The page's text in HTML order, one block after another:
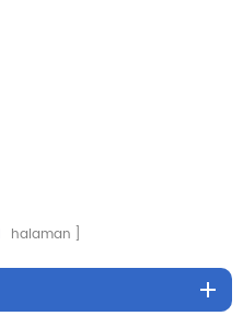
halaman